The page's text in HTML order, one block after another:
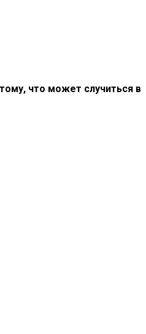
что может случиться в